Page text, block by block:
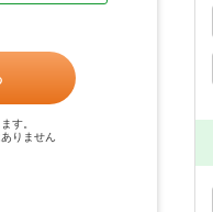
す。
りません